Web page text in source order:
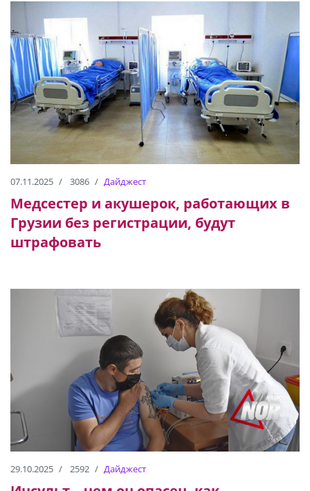
07.11.2025 3086 Дайджест
Медсестер и акушерок, работающих в
Грузии без регистрации, будут
штрафовать
29.10.2025 2592 Дайджест